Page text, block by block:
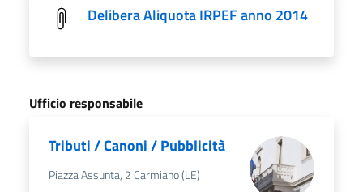
Delibera Aliquota IRPEF anno 2014
Ufficio responsabile
Tributi / Canoni / Pubblicità
Piazza Assunta, 2 Carmiano (LE)